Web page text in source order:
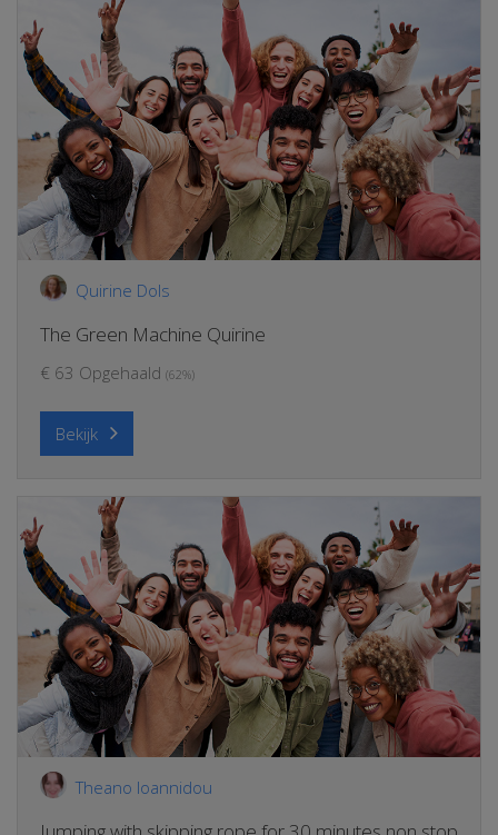
Quirine Dols
The Green Machine Quirine
€ 63 Opgehaald (62%)
Bekijk
Theano Ioannidou